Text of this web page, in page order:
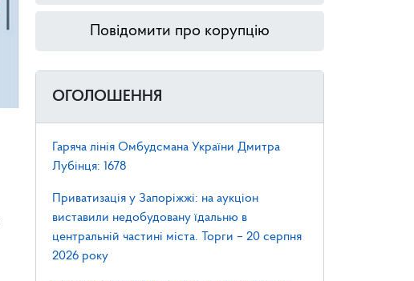
Повідомити про корупцію
ОГОЛОШЕННЯ
Гаряча лінія Омбудсмана України Дмитра
Лубінця: 1678
Приватизація у Запоріжжі: на аукціон
виставили недобудовану їдальню в
центральній частині міста. Торги – 20 серпня
2026 року